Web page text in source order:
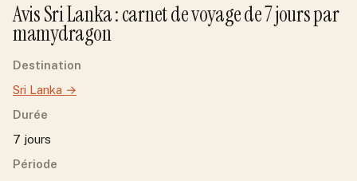
AvisSri Lanka: carnet de voyage de7jourspar
mamydragon
Destination
Sri Lanka →
Durée
7 jours
Période